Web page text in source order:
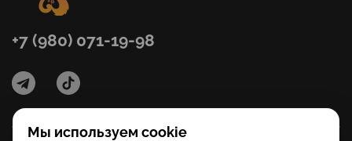
+7 (980) 071-19-98
Мы используем cookie